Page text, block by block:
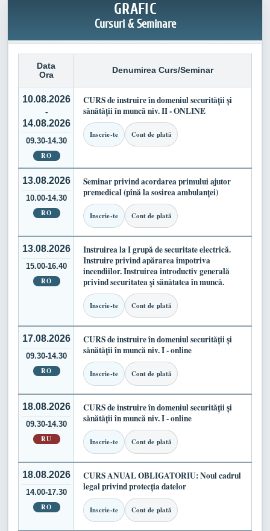
GRAFIC
Cursuri & Seminare
Data
Ora
Denumirea Curs/Seminar
10.08.2026
-
14.08.2026
09.30-14.30
RO
CURS de instruire în domeniul securității și
sănătății în muncă niv. II - ONLINE
Inscrie-te Cont de plată
13.08.2026
10.00-14.30
RO
Seminar privind acordarea primului ajutor
premedical (pînă la sosirea ambulanței)
Inscrie-te Cont de plată
13.08.2026
15.00-16.40
RO
Instruirea la I grupă de securitate electrică.
Instruire privind apărarea împotriva
incendiilor. Instruirea introductiv generală
privind securitatea și sănătatea în muncă.
Inscrie-te Cont de plată
17.08.2026
09.30-14.30
RO
CURS de instruire în domeniul securității și
sănătății în muncă niv. I - online
Inscrie-te Cont de plată
18.08.2026
09.30-14.30
RU
CURS de instruire în domeniul securității și
sănătății în muncă niv. I - online
Inscrie-te Cont de plată
18.08.2026
14.00-17.30
RO
CURS ANUAL OBLIGATORIU: Noul cadrul
legal privind protecția datelor
Inscrie-te Cont de plată